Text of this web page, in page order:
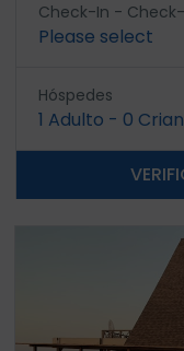
Check-In -
Please select
Hóspedes
1 Adulto - 0